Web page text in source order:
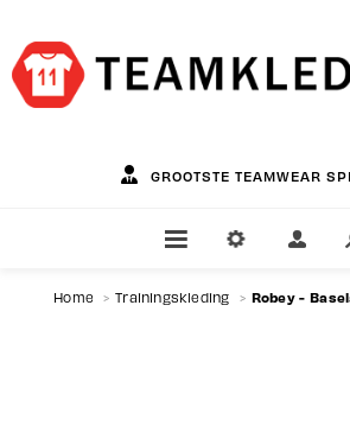
GROOTSTE TEAMWEAR
Home > Trainingskleding > Robey -